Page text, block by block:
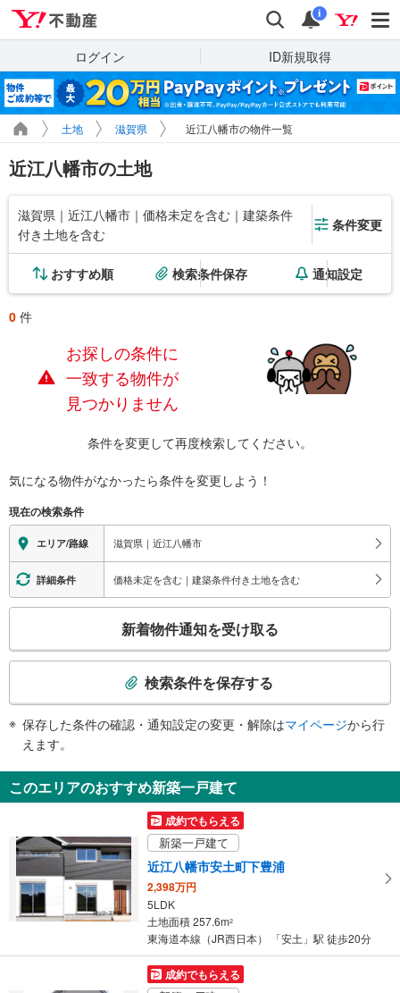
検索 通知
i
ログイン ID新規取得
土地 滋賀県 近江八幡市の物件一覧
近江八幡市の土地
滋賀県｜近江八幡市｜価格未定を含む｜建築条件
付き土地を含む
条件変更
おすすめ順 検索条件保存 通知設定
0 件
お探しの条件に
一致する物件が
見つかりません
条件を変更して再度検索してください。
気になる物件がなかったら条件を変更しよう！
現在の検索条件
エリア/路線 滋賀県｜近江八幡市
詳細条件 価格未定を含む｜建築条件付き土地を含む
検
知
を
け
取
る
・
条
新着物件通知を受け取る
検索条件を保存する
保存した条件の確認・通知設定の変更・解除はマイページから行
えます。
このエリアのおすすめ新築一戸建て
成約でもらえる
新築一戸建て
近江八幡市安土町下豊浦
2,398万円
5LDK
土地面積 257.6m2
東海道本線（JR西日本） 「安土」駅 徒歩20分
成約でもらえる